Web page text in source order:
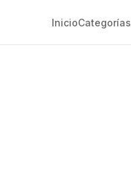
InicioCategorías